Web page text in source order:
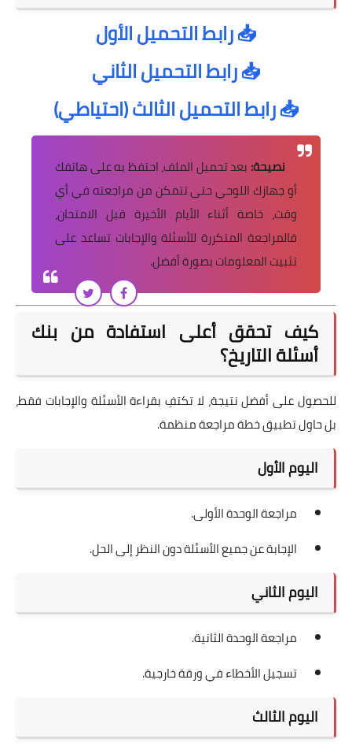
📥 رابط التحميل الأول
📥 رابط التحميل الثاني
📥 رابط التحميل الثالث (احتياطي)
نصيحة: بعد تحميل الملف، احتفظ به على هاتفك
أو جهازك اللوحي حتى تتمكن من مراجعته في أي
وقت، خاصة أثناء الأيام الأخيرة قبل الامتحان،
فالمراجعة المتكررة للأسئلة والإجابات تساعد على
تثبيت المعلومات بصورة أفضل.
كيف تحقق أعلى استفادة من بنك
أسئلة التاريخ؟
للحصول على أفضل نتيجة، لا تكتفِ بقراءة الأسئلة والإجابات فقط،
بل حاول تطبيق خطة مراجعة منظمة.
اليوم الأول
مراجعة الوحدة الأولى.
الإجابة عن جميع الأسئلة دون النظر إلى الحل.
اليوم الثاني
مراجعة الوحدة الثانية.
تسجيل الأخطاء في ورقة خارجية.
اليوم الثالث